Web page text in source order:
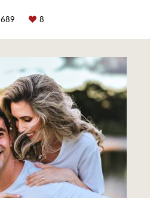
689 8